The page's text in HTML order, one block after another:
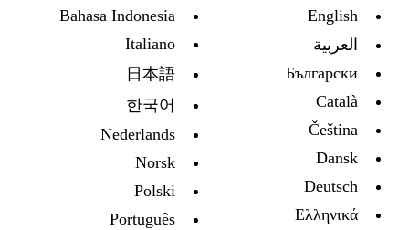
English
العربية
Български
Català
Čeština
Dansk
Deutsch
Ελληνικά
Bahasa Indonesia
Italiano
日本語
한국어
Nederlands
Norsk
Polski
Português